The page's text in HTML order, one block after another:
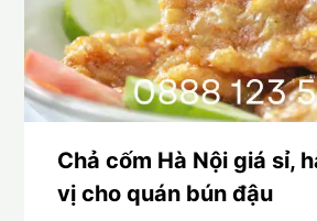
Chả cốm Hà Nội giá sỉ,
vị cho quán bún đậu